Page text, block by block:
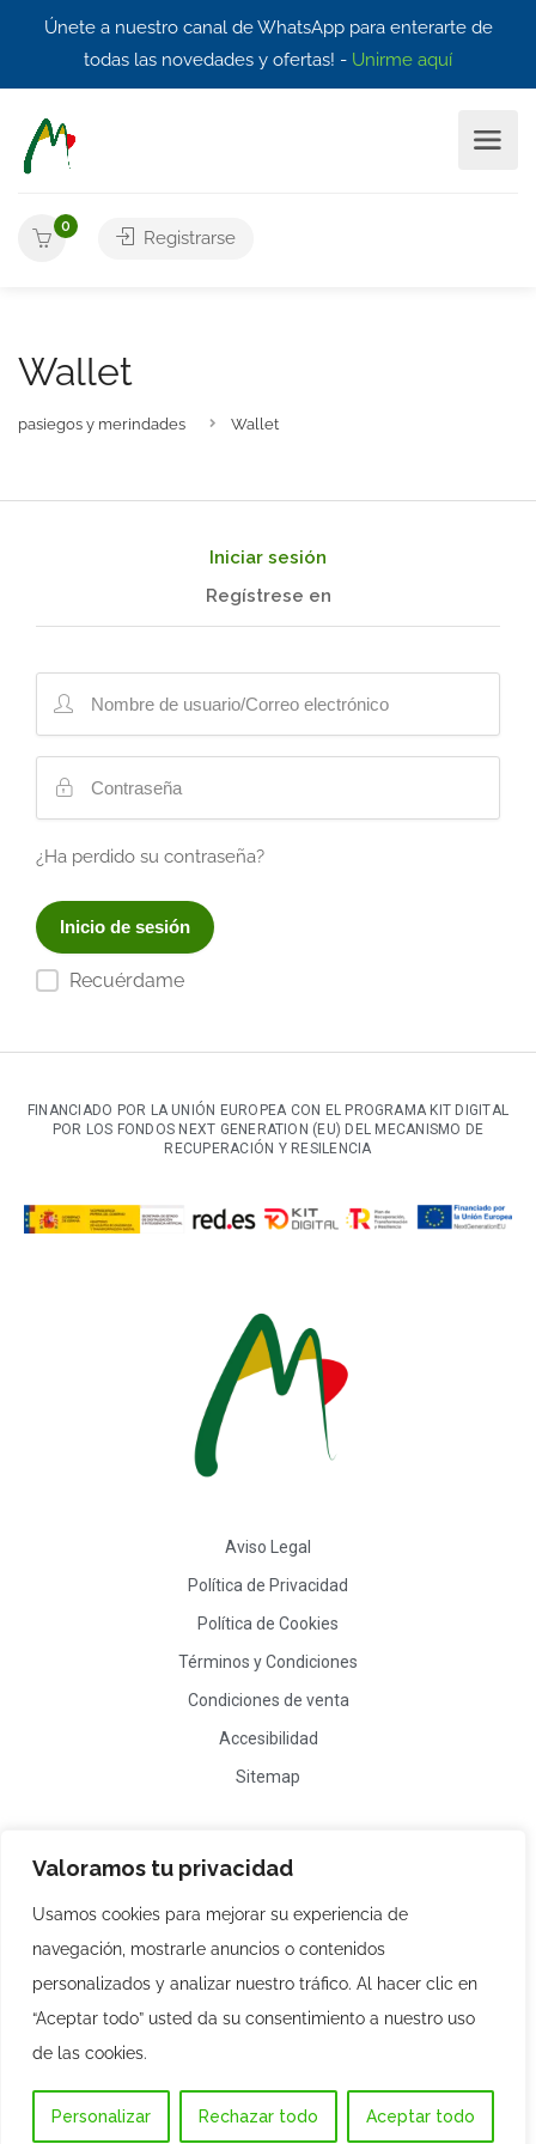
Únete a nuestro canal de WhatsApp para enterarte de
todas las novedades y ofertas! - Unirme aquí
Valoramos tu privacidad
Usamos cookies para mejorar su experiencia de
navegación, mostrarle anuncios o contenidos
personalizados y analizar nuestro tráfico. Al hacer clic en
“Aceptar todo” usted da su consentimiento a nuestro uso
de las cookies.
Personalizar Rechazar todo Aceptar todo
0
Registrarse
Wallet
pasiegos y merindades Wallet
Iniciar sesión
Regístrese en
¿Ha perdido su contraseña?
Recuérdame
FINANCIADO POR LA UNIÓN EUROPEA CON EL PROGRAMA KIT DIGITAL
POR LOS FONDOS NEXT GENERATION (EU) DEL MECANISMO DE
RECUPERACIÓN Y RESILENCIA
Aviso Legal
Política de Privacidad
Política de Cookies
Términos y Condiciones
Condiciones de venta
Accesibilidad
Sitemap
ES Contacto